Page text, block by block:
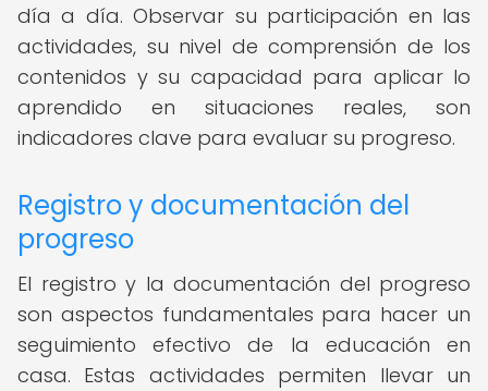
día a día. Observar su participación en las
actividades, su nivel de comprensión de los
contenidos y su capacidad para aplicar lo
aprendido en situaciones reales, son
indicadores clave para evaluar su progreso.
Registro y documentación del
progreso
El registro y la documentación del progreso
son aspectos fundamentales para hacer un
seguimiento efectivo de la educación en
casa. Estas actividades permiten llevar un